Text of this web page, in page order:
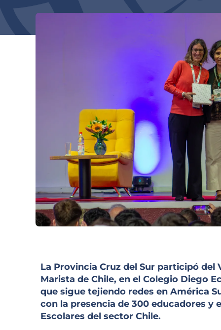
La Provincia Cruz del Sur participó del
Marista de Chile, en el Colegio Diego
que sigue tejiendo redes en América
con la presencia de 300 educadores y
Escolares del sector Chile.